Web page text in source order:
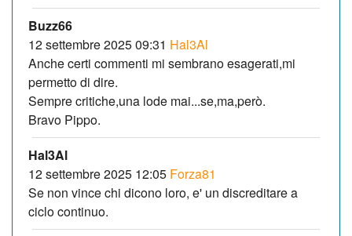
Buzz66
12 settembre 2025 09:31 Hal3Al
Anche certi commenti mi sembrano esagerati,mi
permetto di dire.
Sempre critiche,una lode mai...se,ma,però.
Bravo Pippo.
Hal3Al
12 settembre 2025 12:05 Forza81
Se non vince chi dicono loro, e' un discreditare a
ciclo continuo.